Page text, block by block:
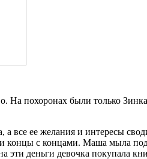
На похоронах были только
все ее желания и интересы
концы с концами. Маша мыла
эти деньги девочка покупала